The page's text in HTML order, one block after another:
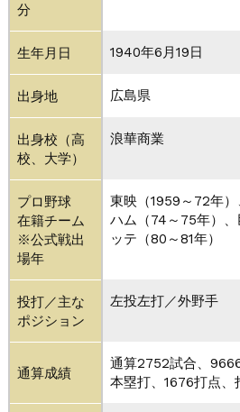
分
生年月日 1940年6月19日
出身地 広島県
出身校（高
校、大学）
浪華商業
プロ野球
在籍チーム
※公式戦出
場年
東映（1959～72年
ハム（74～75年）
ッテ（80～81年）
投打／主な
ポジション
左投左打／外野手
通算成績
通算2752試合、
本塁打、1676打点、